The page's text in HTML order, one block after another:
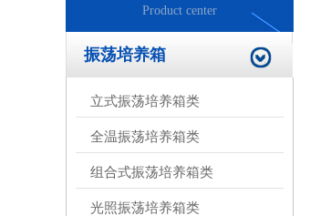
Product center
振荡培养箱
立式振荡培养箱类
全温振荡培养箱类
组合式振荡培养箱类
光照振荡培养箱类